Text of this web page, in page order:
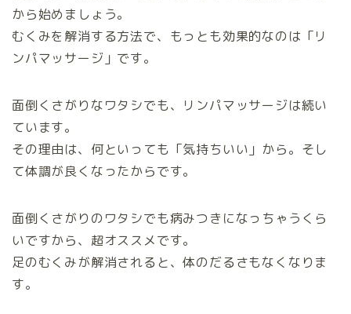
から始めましょう。
むくみを解消する方法で、もっとも効果的なのは「リ
ンパマッサージ」です。
面倒くさがりなワタシでも、リンパマッサージは続い
ています。
その理由は、何といっても「気持ちいい」から。そし
て体調が良くなったからです。
面倒くさがりのワタシでも病みつきになっちゃうくら
いですから、超オススメです。
足のむくみが解消されると、体のだるさもなくなりま
す。